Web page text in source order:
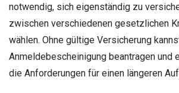
notwendig, sich eigenständig zu
zwischen verschiedenen gesetzlichen
wählen. Ohne gültige Versicherung
Anmeldebescheinigung beantragen und
die Anforderungen für einen längeren